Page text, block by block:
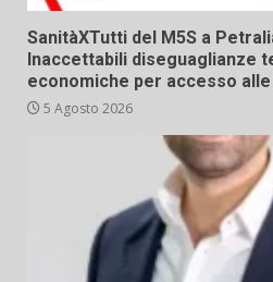
SanitàXTutti del M5S a
Inaccettabili diseguaglianze
economiche per accesso
5 Agosto 2026